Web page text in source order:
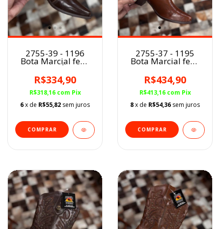
2755-39 - 1196
Bota Marcial fem.
CAFÉ
R$334,90
R$318,16 com Pix
6x de R$55,82 sem juros
COMPRAR
2755-37 - 1195
Bota Marcial fem.
R$434,90
R$413,16 com Pix
8x de R$54,36 sem juros
COMPRAR